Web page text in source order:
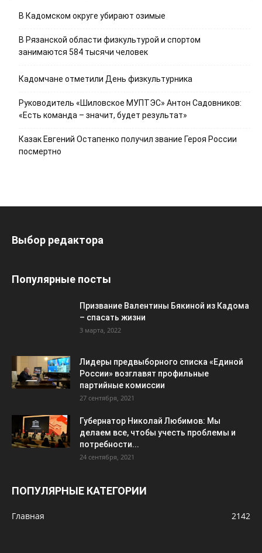
В Кадомском округе убирают озимые
В Рязанской области физкультурой и спортом
занимаются 584 тысячи человек
Кадомчане отметили День физкультурника
Руководитель «Шиловское МУПТЭС» Антон Садовников:
«Есть команда – значит, будет результат»
Казак Евгений Остапенко получил звание Героя России
посмертно
Выбор редактора
Популярные посты
Призвание Валентины Бякиной из Кадома
– спасать жизни
3 марта, 2022
Лидеры предвыборного списка «Единой
России» возглавят профильные
партийные комиссии
27 сентября, 2021
Губернатор Николай Любимов: Мы
делаем все, чтобы учесть проблемы и
потребности...
24 сентября, 2021
ПОПУЛЯРНЫЕ КАТЕГОРИИ
Главная 2142